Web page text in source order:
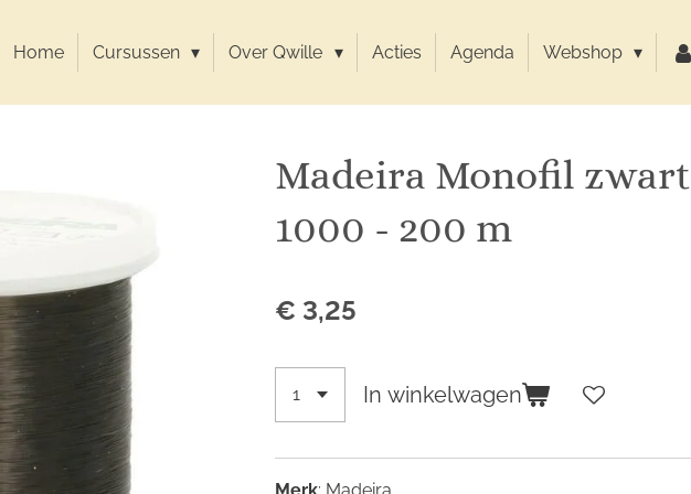
Home Cursussen Over Qwille Acties Agenda Webshop
Madeira Monofil zwart
1000 - 200 m
€ 3,25
In winkelwagen